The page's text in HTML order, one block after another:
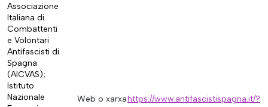
Associazione
Italiana di
Combattenti
e Volontari
Antifascisti di
Spagna
(AICVAS);
Istituto
Nazionale
Web o xarxahttps://www.antifascistispagna.it/?